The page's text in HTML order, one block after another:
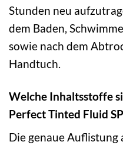
Stunden neu
dem Baden,
sowie nach dem
Handtuch.
Welche Inhaltsstoffe
Perfect Tinted Fluid
Die genaue